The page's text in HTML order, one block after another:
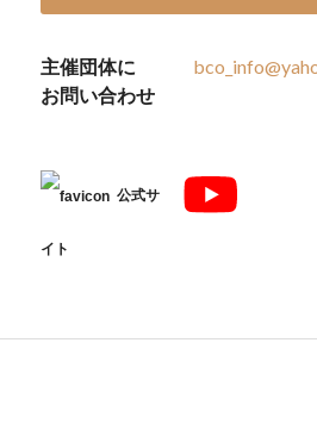
主催団体に
お問い合わせ
公式サ
イト